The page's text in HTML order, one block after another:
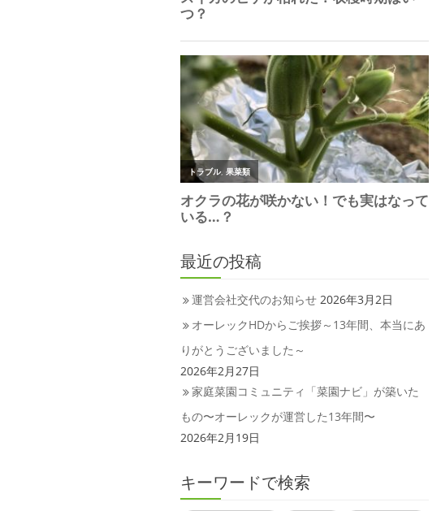
最近の投稿
運営会社交代のお知らせ 2026年3月2日
オーレックHDからご挨拶～13年間、本当にあ
りがとうございました～
2026年2月27日
家庭菜園コミュニティ「菜園ナビ」が築いた
もの〜オーレックが運営した13年間〜
2026年2月19日
キーワードで検索